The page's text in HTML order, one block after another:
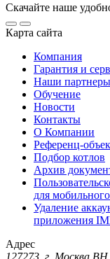
Скачайте наше
Карта сайта
Компания
Гарантия и
Наши партнеры
Обучение
Новости
Контакты
О Компании
Референц-
Подбор котлов
Архив
для
Удаление
приложения
Адрес
127273, г.